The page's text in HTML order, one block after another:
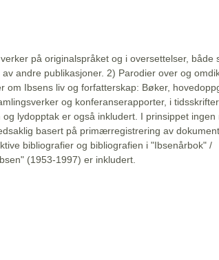
på originalspråket og i oversettelser, både
andre publikasjoner. 2) Parodier over og
om Ibsens liv og forfatterskap: Bøker,
og konferanserapporter, i
lydopptak er også inkludert. I prinsippet ingen
basert på primærregistrering av
bibliografier og bibliografien i "Ibsenårbok" /
(1953-1997) er inkludert.